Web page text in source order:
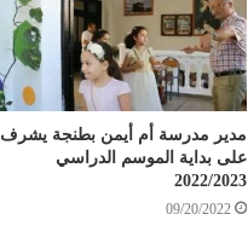
مدير مدرسة أم أيمن بطنجة يشرف
على بداية الموسم الدراسي
2022/2023
09/20/2022